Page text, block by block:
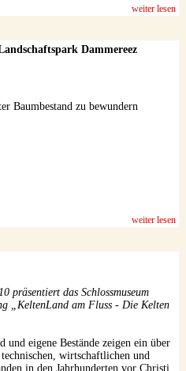
weiter lesen
Dammereez
Baumbestand zu bewundern
weiter lesen
präsentiert das Schlossmuseum
„KeltenLand am Fluss - Die Kelten
und eigene Bestände zeigen ein über
wirtschaftlichen und
in den Jahrhunderten vor Christi